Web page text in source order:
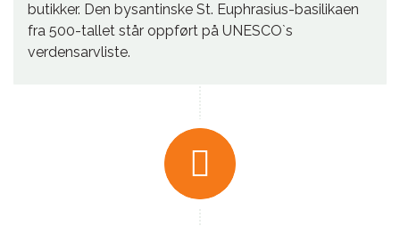
butikker. Den bysantinske St. Euphrasius-basilikaen
fra 500-tallet står oppført på UNESCO`s
verdensarvliste.